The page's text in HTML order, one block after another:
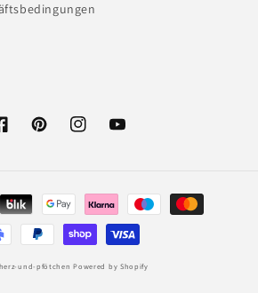
PinterestInstagramYouTube
herz-und-pfötchen Powered by Shopify